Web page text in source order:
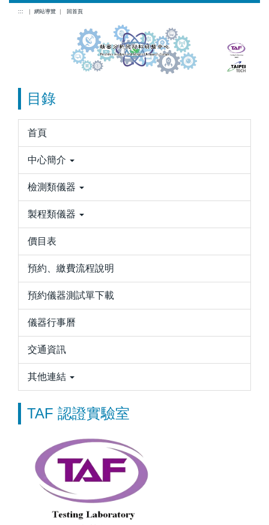
::: ｜ 網站導覽 ｜ 回首頁
目錄
首頁
中心簡介
檢測類儀器
製程類儀器
價目表
預約、繳費流程說明
預約儀器測試單下載
儀器行事曆
交通資訊
其他連結
TAF 認證實驗室